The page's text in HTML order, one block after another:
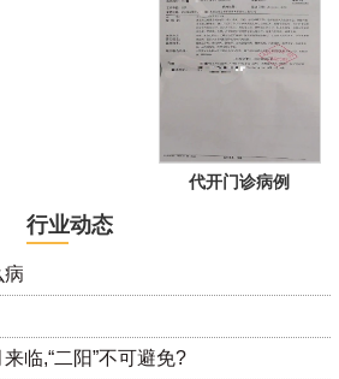
代开门诊病例
行业动态
病
临,“二阳”不可避免?